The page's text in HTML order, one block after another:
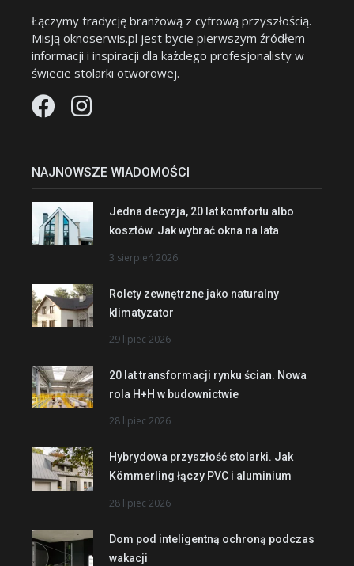
Łączymy tradycję branżową z cyfrową przyszłością.
Misją oknoserwis.pl jest bycie pierwszym źródłem
informacji i inspiracji dla każdego profesjonalisty w
świecie stolarki otworowej.
NAJNOWSZE WIADOMOŚCI
Jedna decyzja, 20 lat komfortu albo
kosztów. Jak wybrać okna na lata
3 sierpień 2026
Rolety zewnętrzne jako naturalny
klimatyzator
29 lipiec 2026
20 lat transformacji rynku ścian. Nowa
rola H+H w budownictwie
28 lipiec 2026
Hybrydowa przyszłość stolarki. Jak
Kömmerling łączy PVC i aluminium
28 lipiec 2026
Dom pod inteligentną ochroną podczas
wakacji